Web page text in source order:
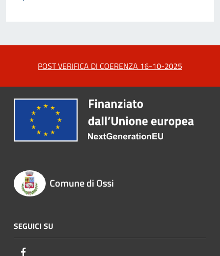
POST VERIFICA DI COERENZA 16-10-2025
Comune di Ossi
SEGUICI SU